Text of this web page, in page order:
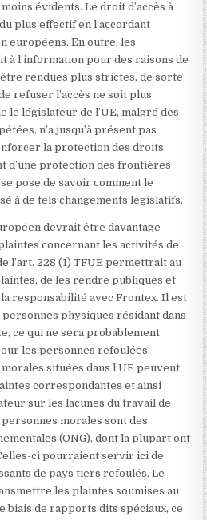
évidents. Le droit d’accès à
plus effectif en l’accordant
européens. En outre, les
à l’information pour des raisons de
rendues plus strictes, de sorte
refuser l’accès ne soit plus
le législateur de l’UE, malgré des
n’a jusqu’à présent pas
la protection des droits
d’une protection des frontières
pose de savoir comment le
à de tels changements législatifs.
devrait être davantage
concernant les activités de
l’art. 228 (1) TFUE permettrait au
de les rendre publiques et
responsabilité avec Frontex. Il est
personnes physiques résidant dans
ce qui ne sera probablement
les personnes refoulées.
situées dans l’UE peuvent
correspondantes et ainsi
sur les lacunes du travail de
morales sont des
(ONG), dont la plupart ont
ci pourraient servir ici de
de pays tiers refoulés. Le
les plaintes soumises au
biais de rapports dits spéciaux, ce